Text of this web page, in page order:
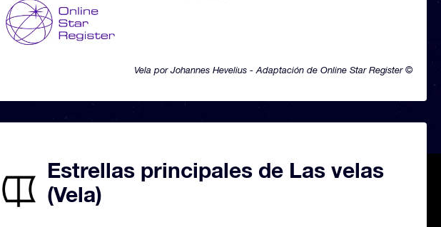
Vela por Johannes Hevelius - Adaptación de Online Star Register ©
Estrellas principales de Las velas
(Vela)